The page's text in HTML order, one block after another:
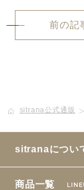
ローション
ボディケア
美容液
化粧下地
前の記
sitrana公式通販
sitranaについ
商品一覧